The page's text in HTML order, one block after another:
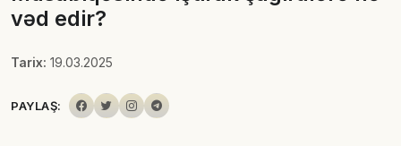
vəd edir?
Tarix: 19.03.2025
PAYLAŞ: